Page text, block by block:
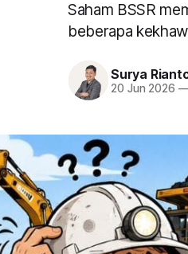
Saham BSSR
beberapa
Surya
20 Jun 2026